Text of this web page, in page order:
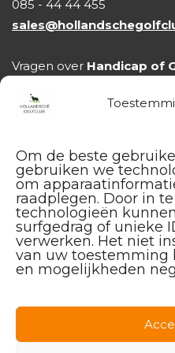
Om de beste
gebruiken we
om
raadplegen. Door in
technologieën
surfgedrag of unieke
verwerken. Het niet
van uw toestemming
en mogelijkheden
Wil jij werken aan je
nuchtere en ervaren
hand in hand gaan.
085 - 44 44 455
Vragen over Handicap of